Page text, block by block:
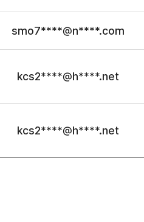
smo7****@n****.com
kcs2****@h****.net
kcs2****@h****.net